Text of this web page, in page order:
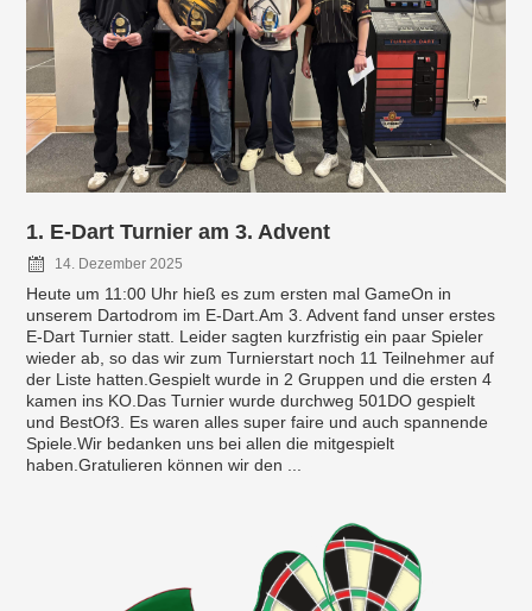
1. E-Dart Turnier am 3. Advent
14. Dezember 2025
Heute um 11:00 Uhr hieß es zum ersten mal GameOn in
unserem Dartodrom im E-Dart.Am 3. Advent fand unser erstes
E-Dart Turnier statt. Leider sagten kurzfristig ein paar Spieler
wieder ab, so das wir zum Turnierstart noch 11 Teilnehmer auf
der Liste hatten.Gespielt wurde in 2 Gruppen und die ersten 4
kamen ins KO.Das Turnier wurde durchweg 501DO gespielt
und BestOf3. Es waren alles super faire und auch spannende
Spiele.Wir bedanken uns bei allen die mitgespielt
haben.Gratulieren können wir den ...